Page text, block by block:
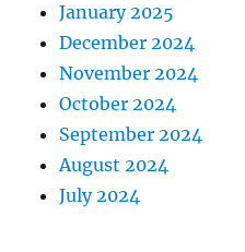
January 2025
December 2024
November 2024
October 2024
September 2024
August 2024
July 2024